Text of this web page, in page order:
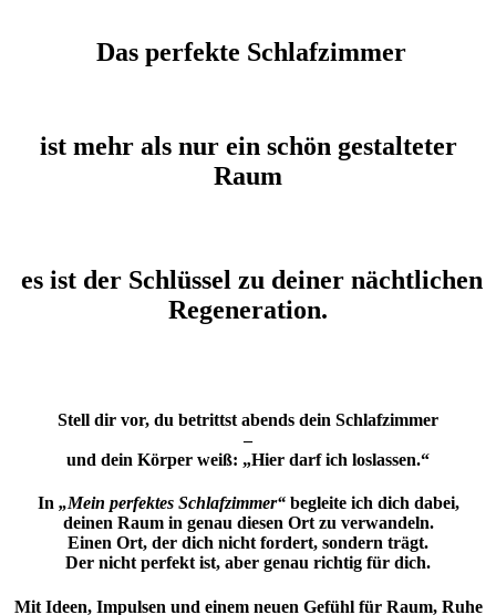
Das perfekte Schlafzimmer
ist mehr als nur ein schön gestalteter
Raum
es ist der Schlüssel zu deiner nächtlichen
Regeneration.
Stell dir vor, du betrittst abends dein Schlafzimmer
–
und dein Körper weiß: „Hier darf ich loslassen.“
In „Mein perfektes Schlafzimmer“begleite ich dich dabei,
deinen Raum in genau diesen Ort zu verwandeln.
Einen Ort, der dich nicht fordert, sondern trägt.
Der nicht perfekt ist, aber genau richtig für dich.
Mit Ideen, Impulsen und einem neuen Gefühl für Raum, Ruhe